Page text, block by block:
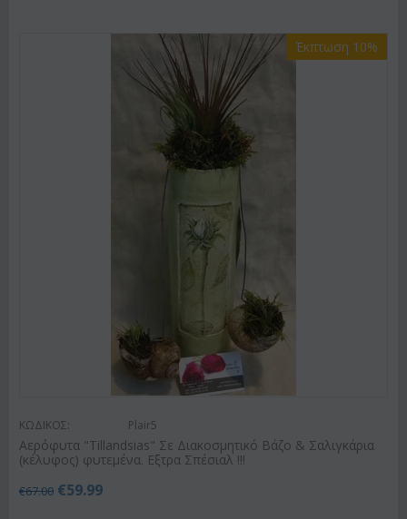
Έκπτωση 10%
ΚΩΔΙΚΟΣ: Plair5
Αερόφυτα "Tillandsias" Σε Διακοσμητικό Βάζο & Σαλιγκάρια
(κέλυφος) φυτεμένα. Εξτρα Σπέσιαλ !!!
€67.00 €59.99